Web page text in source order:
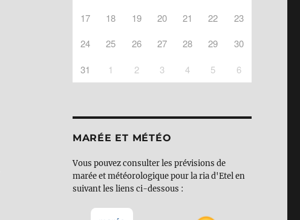
17 18 19 20 21 22 23
24 25 26 27 28 29 30
31 1 2 3 4 5 6
MARÉE ET MÉTÉO
Vous pouvez consulter les prévisions de
marée et météorologique pour la ria d'Etel en
suivant les liens ci-dessous :